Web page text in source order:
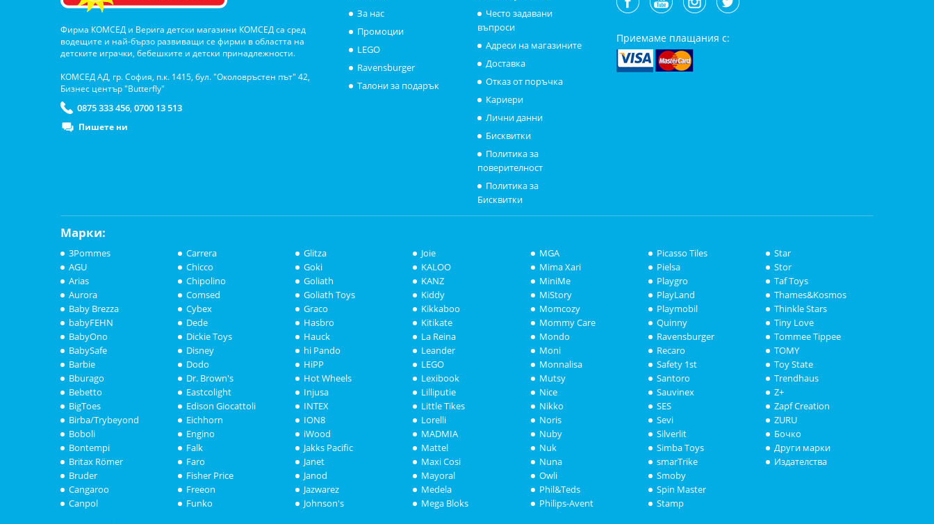
Фирма КОМСЕД и Верига детски магазини КОМСЕД са сред
водещите и най-бързо развиващи се фирми в областта на
детските играчки, бебешките и детски принадлежности.
КОМСЕД АД, гр. София, п.к. 1415, бул. "Околовръстен път" 42,
Бизнес център "Butterfly"
0875 333 456, 0700 13 513
Пишете ни
За нас
Промоции
LEGO
Ravensburger
Талони за подарък
Често задавани
въпроси
Адреси на магазините
Доставка
Отказ от поръчка
Кариери
Лични данни
Бисквитки
Политика за
поверителност
Политика за
Бисквитки
Приемаме плащания с:
Марки:
3Pommes
AGU
Arias
Aurora
Baby Brezza
babyFEHN
BabyOno
BabySafe
Barbie
Bburago
Bebetto
BigToes
Birba/Trybeyond
Boboli
Bontempi
Britax Römer
Bruder
Cangaroo
Canpol
Carrera
Chicco
Chipolino
Comsed
Cybex
Dede
Dickie Toys
Disney
Dodo
Dr. Brown's
Eastcolight
Edison Giocattoli
Eichhorn
Engino
Falk
Faro
Fisher Price
Freeon
Funko
Glitza
Goki
Goliath
Goliath Toys
Graco
Hasbro
Hauck
hi Pando
HiPP
Hot Wheels
Injusa
INTEX
ION8
iWood
Jakks Pacific
Janet
Janod
Jazwarez
Johnson's
Joie
KALOO
KANZ
Kiddy
Kikkaboo
Kitikate
La Reina
Leander
LEGO
Lexibook
Lilliputie
Little Tikes
Lorelli
MADMIA
Mattel
Maxi Cosi
Mayoral
Medela
Mega Bloks
MGA
Mima Xari
MiniMe
MiStory
Momcozy
Mommy Care
Mondo
Moni
Monnalisa
Mutsy
Nice
Nikko
Noris
Nuby
Nuk
Nuna
Owli
Phil&Teds
Philips-Avent
Picasso Tiles
Pielsa
Playgro
PlayLand
Playmobil
Quinny
Ravensburger
Recaro
Safety 1st
Santoro
Sauvinex
SES
Sevi
Silverlit
Simba Toys
smarTrike
Smoby
Spin Master
Stamp
Star
Stor
Taf Toys
Thames&Kosmos
Thinkle Stars
Tiny Love
Tommee Tippee
TOMY
Toy State
Trendhaus
Z+
Zapf Creation
ZURU
Бочко
Други марки
Издателства